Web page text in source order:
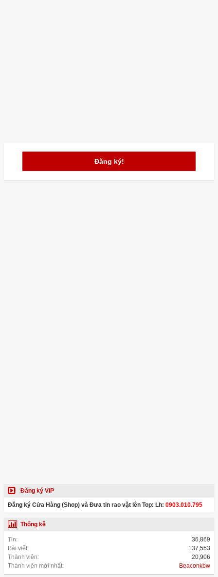
Đăng ký!
Đăng ký VIP
Đăng ký Cửa Hàng (Shop) và Đưa tin rao vặt lên Top: Lh: 0903.010.795
Thống kê
Tin:
36,869
Bài viết:
137,553
Thành viên:
20,906
Thành viên mới nhất:
Beaconkbw